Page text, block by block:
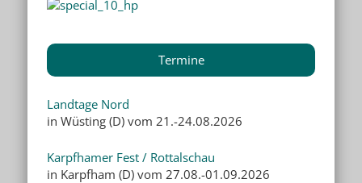
Termine
Landtage Nord
in Wüsting (D) vom 21.-24.08.2026
Karpfhamer Fest / Rottalschau
in Karpfham (D) vom 27.08.-01.09.2026